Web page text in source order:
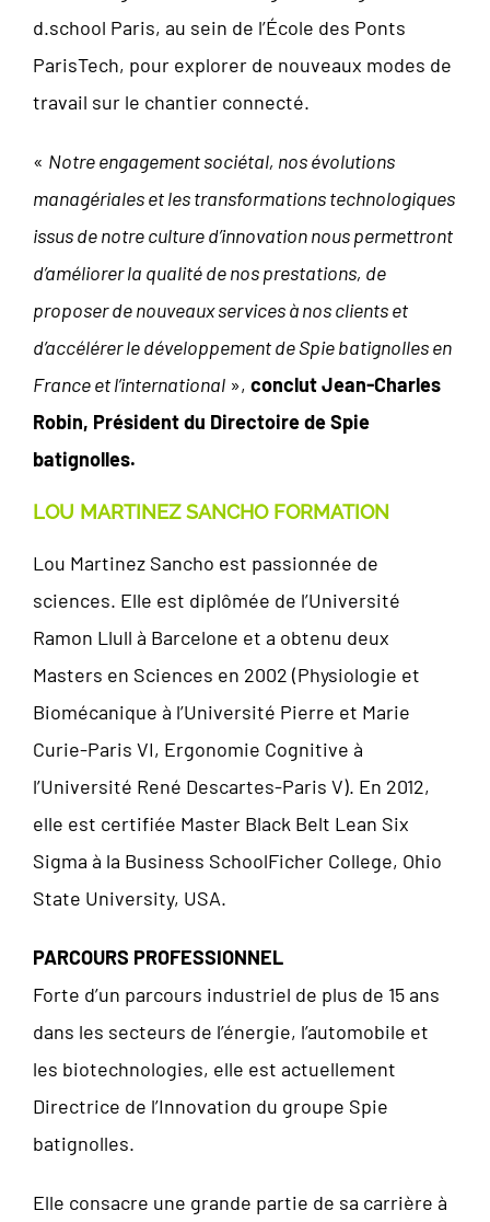
d.school Paris, au sein de l’École des Ponts
ParisTech, pour explorer de nouveaux modes de
travail sur le chantier connecté.
« Notre engagement sociétal, nos évolutions
managériales et les transformations technologiques
issus de notre culture d’innovation nous permettront
d’améliorer la qualité de nos prestations, de
proposer de nouveaux services à nos clients et
d’accélérer le développement de Spie batignolles en
France et l’international », conclut Jean-Charles
Robin, Président du Directoire de Spie
batignolles.
LOU MARTINEZ SANCHO FORMATION
Lou Martinez Sancho est passionnée de
sciences. Elle est diplômée de l’Université
Ramon Llull à Barcelone et a obtenu deux
Masters en Sciences en 2002 (Physiologie et
Biomécanique à l’Université Pierre et Marie
Curie-Paris VI, Ergonomie Cognitive à
l’Université René Descartes-Paris V). En 2012,
elle est certifiée Master Black Belt Lean Six
Sigma à la Business SchoolFicher College, Ohio
State University, USA.
PARCOURS PROFESSIONNEL
Forte d’un parcours industriel de plus de 15 ans
dans les secteurs de l’énergie, l’automobile et
les biotechnologies, elle est actuellement
Directrice de l’Innovation du groupe Spie
batignolles.
Elle consacre une grande partie de sa carrière à